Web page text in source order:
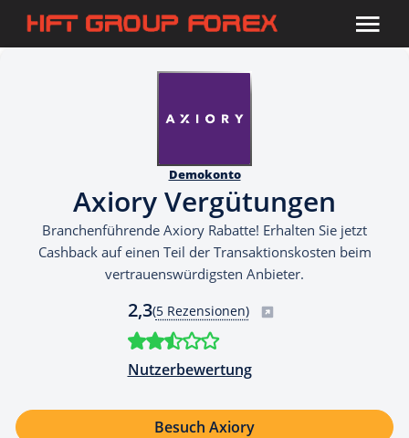
Demokonto
Axiory Vergütungen
Branchenführende Axiory Rabatte! Erhalten Sie jetzt
Cashback auf einen Teil der Transaktionskosten beim
vertrauenswürdigsten Anbieter.
2,3(5 Rezensionen)
Nutzerbewertung
Besuch Axiory